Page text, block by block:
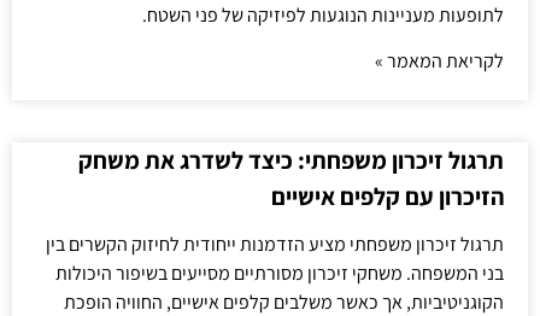
לתופעות מעניינות הנוגעות לפיזיקה של פני השטח.
לקריאת המאמר »
תרגול זיכרון משפחתי: כיצד לשדרג את משחק
הזיכרון עם קלפים אישיים
תרגול זיכרון משפחתי מציע הזדמנות ייחודית לחיזוק הקשרים בין
בני המשפחה. משחקי זיכרון מסורתיים מסייעים בשיפור היכולות
הקוגניטיביות, אך כאשר משלבים קלפים אישיים, החוויה הופכת